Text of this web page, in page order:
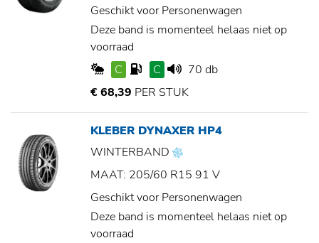
Geschikt voor Personenwagen
Deze band is momenteel helaas niet op
voorraad
C
C
70 db
€ 68,39 PER STUK
KLEBER DYNAXER HP4
WINTERBAND
MAAT: 205/60 R15 91 V
Geschikt voor Personenwagen
Deze band is momenteel helaas niet op
voorraad